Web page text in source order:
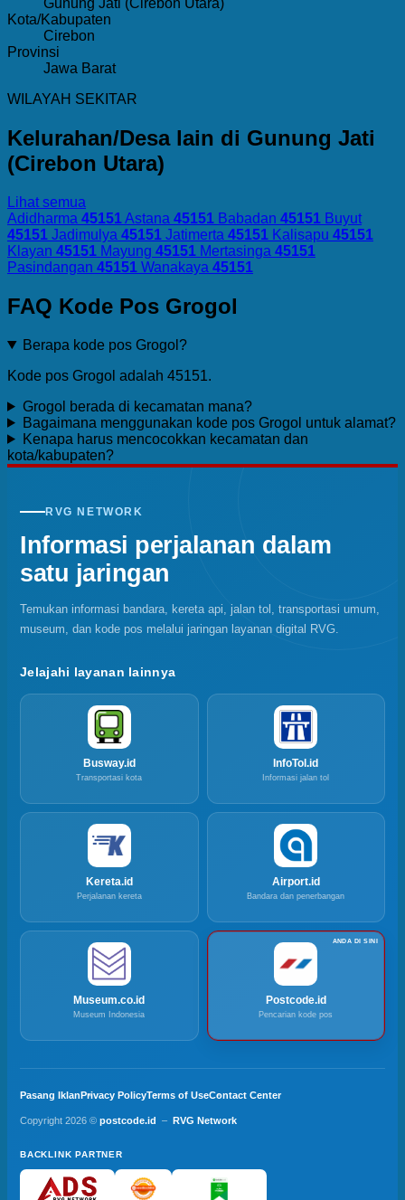
Gunung Jati (Cirebon Utara)
Kota/Kabupaten
Cirebon
Provinsi
Jawa Barat
WILAYAH SEKITAR
Kelurahan/Desa lain di Gunung Jati
(Cirebon Utara)
Lihat semua
Adidharma 45151Astana 45151 Babadan 45151 Buyut
45151 Jadimulya 45151 Jatimerta 45151 Kalisapu 45151
Klayan 45151 Mayung 45151 Mertasinga 45151
Pasindangan 45151 Wanakaya 45151
FAQ Kode Pos Grogol
Berapa kode pos Grogol?
Kode pos Grogol adalah 45151.
Grogol berada di kecamatan mana?
Bagaimana menggunakan kode pos Grogol untuk alamat?
Kenapa harus mencocokkan kecamatan dan
kota/kabupaten?
RVG NETWORK
Informasi perjalanan dalam
satu jaringan
Temukan informasi bandara, kereta api, jalan tol, transportasi umum,
museum, dan kode pos melalui jaringan layanan digital RVG.
Jelajahi layanan lainnya
Busway.id
Transportasi kota
InfoTol.id
Informasi jalan tol
Kereta.id
Perjalanan kereta
Airport.id
Bandara dan penerbangan
Museum.co.id
Museum Indonesia
Postcode.id
Pencarian kode pos
Pasang IklanPrivacy PolicyTerms of UseContact Center
Copyright 2026 © postcode.id – RVG Network
BACKLINK PARTNER